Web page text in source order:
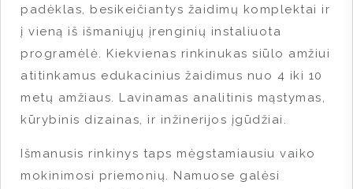
padėklas, besikeičiantys žaidimų komplektai ir
į vieną iš išmaniųjų įrenginių instaliuota
programėlė. Kiekvienas rinkinukas siūlo amžiui
atitinkamus edukacinius žaidimus nuo 4 iki 10
metų amžiaus. Lavinamas analitinis mąstymas,
kūrybinis dizainas, ir inžinerijos įgūdžiai.
Išmanusis rinkinys taps mėgstamiausiu vaiko
mokinimosi priemonių. Namuose galėsi